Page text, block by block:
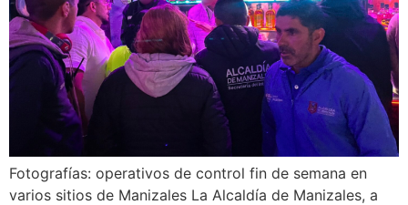
Fotografías: operativos de control fin de semana en
varios sitios de Manizales La Alcaldía de Manizales, a